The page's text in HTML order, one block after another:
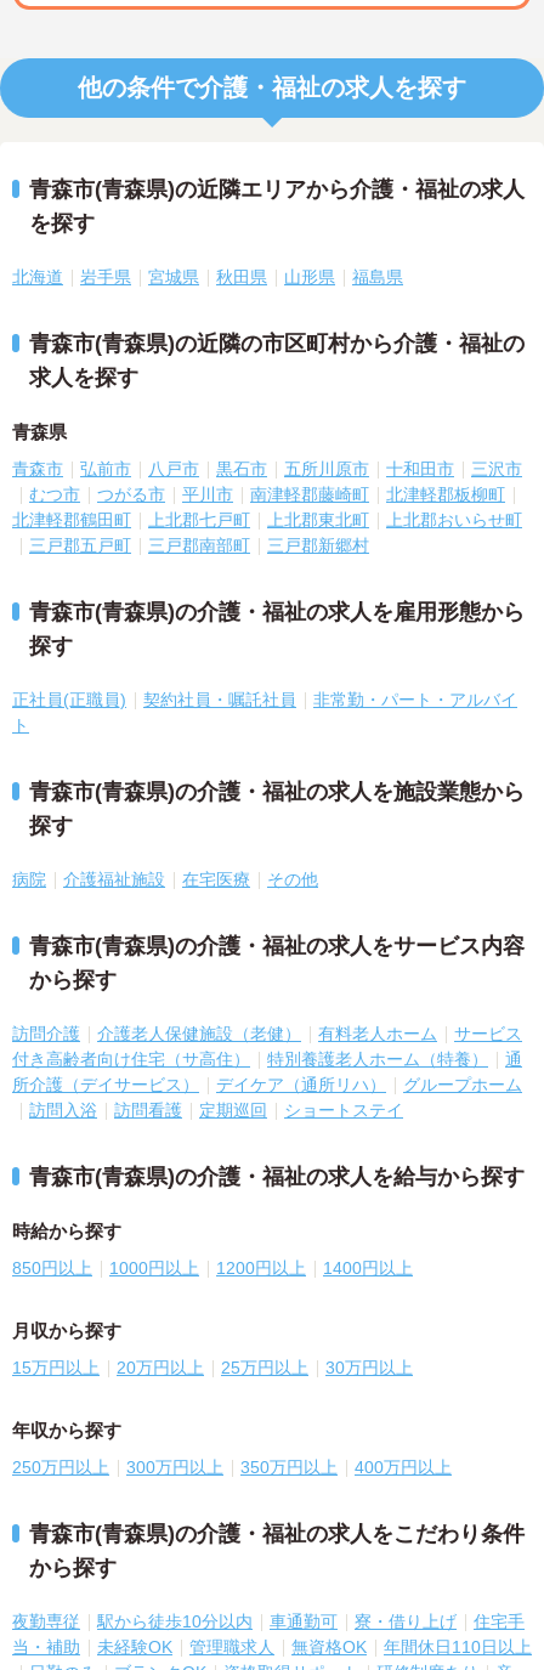
他の条件で介護・福祉の求人を探す
青森市(青森県)の近隣エリアから介護・福祉の求人
を探す
北海道 岩手県 宮城県 秋田県 山形県 福島県
青森市(青森県)の近隣の市区町村から介護・福祉の
求人を探す
青森県
青森市 弘前市 八戸市 黒石市 五所川原市 十和田市
三沢市
むつ市
つがる市 平川市 南津軽郡藤崎町
北津軽郡板柳町
北津軽郡鶴田町
上北郡七戸町 上北郡東北町
上北郡おいらせ町
三戸郡五戸町
三戸郡南部町 三戸郡新郷村
青森市(青森県)の介護・福祉の求人を雇用形態から
探す
正社員(正職員) 契約社員・嘱託社員
非常勤・パート・アルバイ
ト
青森市(青森県)の介護・福祉の求人を施設業態から
探す
病院 介護福祉施設 在宅医療 その他
青森市(青森県)の介護・福祉の求人をサービス内容
から探す
訪問介護 介護老人保健施設（老健） 有料老人ホーム
サービス
付き高齢者向け住宅（サ高住）
特別養護老人ホーム（特養）
通
所介護（デイサービス）
デイケア（通所リハ）
グループホーム
訪問入浴
訪問看護 定期巡回 ショートステイ
青森市(青森県)の介護・福祉の求人を給与から探す
時給から探す
850円以上 1000円以上 1200円以上 1400円以上
月収から探す
15万円以上 20万円以上 25万円以上 30万円以上
年収から探す
250万円以上 300万円以上 350万円以上 400万円以上
青森市(青森県)の介護・福祉の求人をこだわり条件
から探す
夜勤専従 駅から徒歩10分以内 車通勤可 寮・借り上げ
住宅手
当・補助
未経験OK 管理職求人 無資格OK
年間休日110日以上